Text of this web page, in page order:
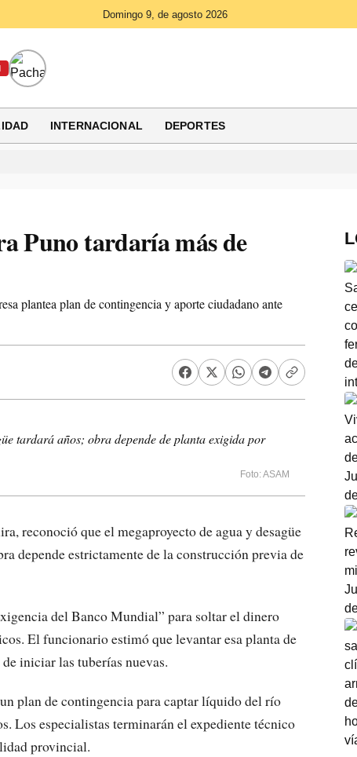
Domingo 9, de agosto 2026
INTERNACIONAL DEPORTES
Puno tardaría más de
plantea plan de contingencia y aporte ciudadano ante
tardará años; obra depende de planta exigida por
Foto: ASAM
reconoció que el megaproyecto de agua y desagüe
depende estrictamente de la construcción previa de
del Banco Mundial” para soltar el dinero
El funcionario estimó que levantar esa planta de
iniciar las tuberías nuevas.
plan de contingencia para captar líquido del río
Los especialistas terminarán el expediente técnico
provincial.